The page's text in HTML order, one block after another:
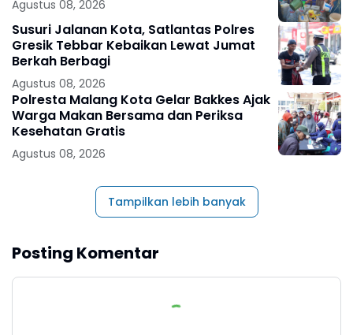
Agustus 08, 2026
Susuri Jalanan Kota, Satlantas Polres
Gresik Tebbar Kebaikan Lewat Jumat
Berkah Berbagi
Agustus 08, 2026
Polresta Malang Kota Gelar Bakkes Ajak
Warga Makan Bersama dan Periksa
Kesehatan Gratis
Agustus 08, 2026
Tampilkan lebih banyak
Posting Komentar